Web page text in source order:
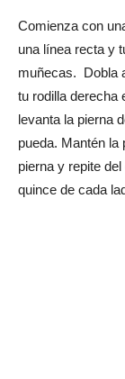
Comienza con
una línea recta y
muñecas. Dobla
tu rodilla derecha
levanta la pierna
pueda. Mantén la
pierna y repite
quince de cada